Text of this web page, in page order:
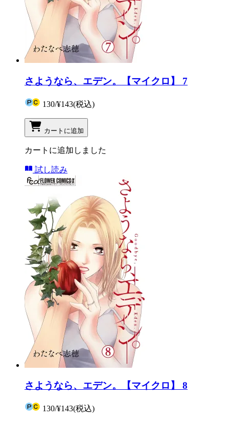
さようなら、エデン。【マイクロ】 7
130/¥143(税込)
カートに追加
カートに追加しました
試し読み
さようなら、エデン。【マイクロ】 8
130/¥143(税込)